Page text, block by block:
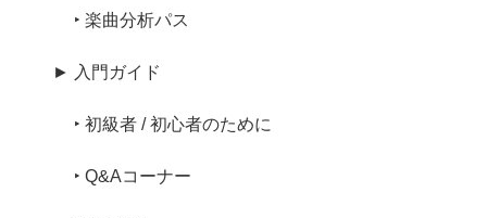
‣ 楽曲分析パス
► 入門ガイド
‣ 初級者 / 初心者のために
‣ Q&Aコーナー